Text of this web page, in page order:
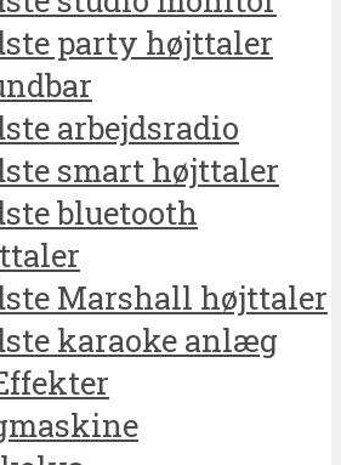
party højttaler
arbejdsradio
smart højttaler
bluetooth
Marshall højttaler
karaoke anlæg